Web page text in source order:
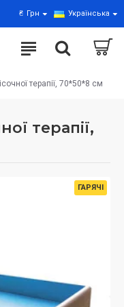
₴ Грн Українська
терапії, 70*50*8 см
терапії,
ГАРЯЧІ